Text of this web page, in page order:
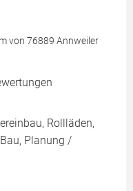
von 76889 Annweiler
Rollläden,
Planung /